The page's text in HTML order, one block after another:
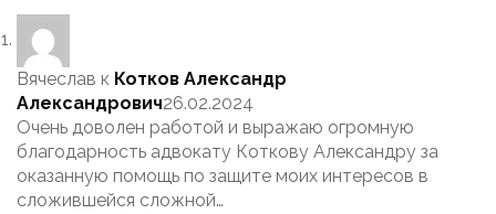
Вячеслав к Котков Александр
Александрович26.02.2024
Очень доволен работой и выражаю огромную
благодарность адвокату Коткову Александру за
оказанную помощь по защите моих интересов в
сложившейся сложной…